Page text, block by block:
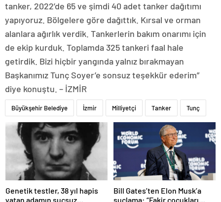
tanker, 2022’de 65 ve şimdi 40 adet tanker dağıtımı
yapıyoruz. Bölgelere göre dağıttık. Kırsal ve orman
alanlara ağırlık verdik. Tankerlerin bakım onarımı için
de ekip kurduk. Toplamda 325 tankeri faal hale
getirdik. Bizi hiçbir yangında yalnız bırakmayan
Başkanımız Tunç Soyer’e sonsuz teşekkür ederim”
diye konuştu. – İZMİR
Büyükşehir Belediye İzmir Milliyetçi Tanker Tunç
Genetik testler, 38 yıl hapis
yatan adamın suçsuz
Bill Gates’ten Elon Musk’a
suçlama: “Fakir çocukları